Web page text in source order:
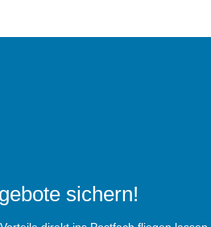
sichern!